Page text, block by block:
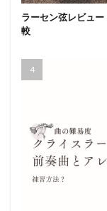
ラーセン弦レビュ
較